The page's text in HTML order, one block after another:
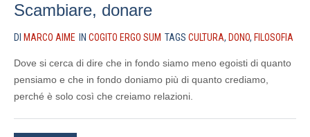
Scambiare, donare
DI MARCO AIME IN COGITO ERGO SUM TAGS CULTURA, DONO, FILOSOFIA
Dove si cerca di dire che in fondo siamo meno egoisti di quanto
pensiamo e che in fondo doniamo più di quanto crediamo,
perché è solo così che creiamo relazioni.